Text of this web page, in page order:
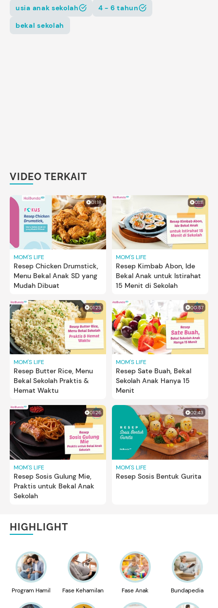
usia anak sekolah
4 - 6 tahun
bekal sekolah
VIDEO TERKAIT
01:18
MOM'S LIFE
Resep Chicken Drumstick,
Menu Bekal Anak SD yang
Mudah Dibuat
01:11
MOM'S LIFE
Resep Kimbab Abon, Ide
Bekal Anak untuk Istirahat
15 Menit di Sekolah
01:23
MOM'S LIFE
Resep Butter Rice, Menu
Bekal Sekolah Praktis &
Hemat Waktu
00:57
MOM'S LIFE
Resep Sate Buah, Bekal
Sekolah Anak Hanya 15
Menit
01:26
MOM'S LIFE
Resep Sosis Gulung Mie,
Praktis untuk Bekal Anak
Sekolah
02:43
MOM'S LIFE
Resep Sosis Bentuk Gurita
HIGHLIGHT
Program Hamil Fase Kehamilan Fase Anak Bundapedia